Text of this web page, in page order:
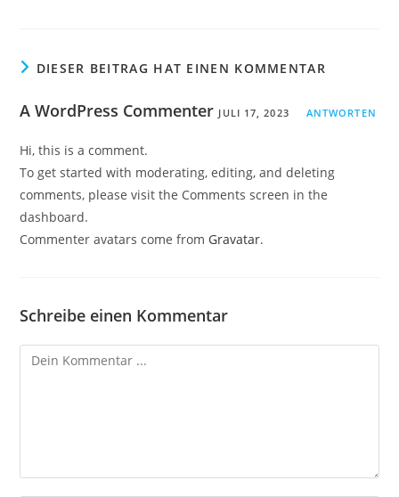
DIESER BEITRAG HAT EINEN KOMMENTAR
A WordPress Commenter JULI 17, 2023 ANTWORTEN
Hi, this is a comment.
To get started with moderating, editing, and deleting
comments, please visit the Comments screen in the
dashboard.
Commenter avatars come from Gravatar.
Schreibe einen Kommentar
Kommentieren